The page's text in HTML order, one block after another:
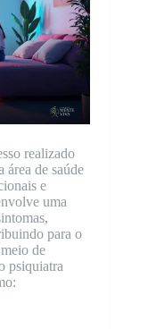
realizado
área de saúde
e
uma
para o
de
psiquiatra